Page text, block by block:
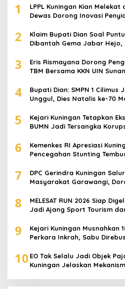
1
LPPL Kuningan Kian
Dewas Dorong Inovasi
2
Klaim Bupati Dian Soal
Dibantah Gema Jabar Hejo,
3
Eris Rismayana Dorong
TBM Bersama KKN UIN
4
Bupati Dian: SMPN 1 Cilimus
Unggul, Dies Natalis ke-70
5
Kejari Kuningan Tetapkan
BUMN Jadi Tersangka
6
Kemenkes RI Apresiasi
Pencegahan Stunting
7
DPC Gerindra Kuningan
Masyarakat Garawangi,
8
MELESAT RUN 2026 Siap
Jadi Ajang Sport Tourism
9
Kejari Kuningan Musnahkan
Perkara Inkrah, Sabu
10 EO Tak Selalu Jadi Objek
Kuningan Jelaskan